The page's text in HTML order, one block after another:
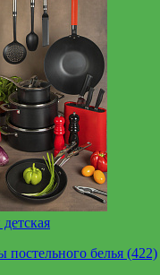
постельного белья (422)